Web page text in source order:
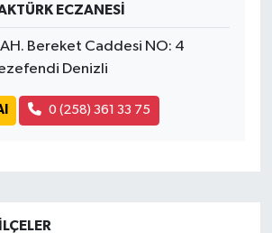
ECZANESİ
Bereket Caddesi NO: 4
Denizli
0 (258) 361 33 75